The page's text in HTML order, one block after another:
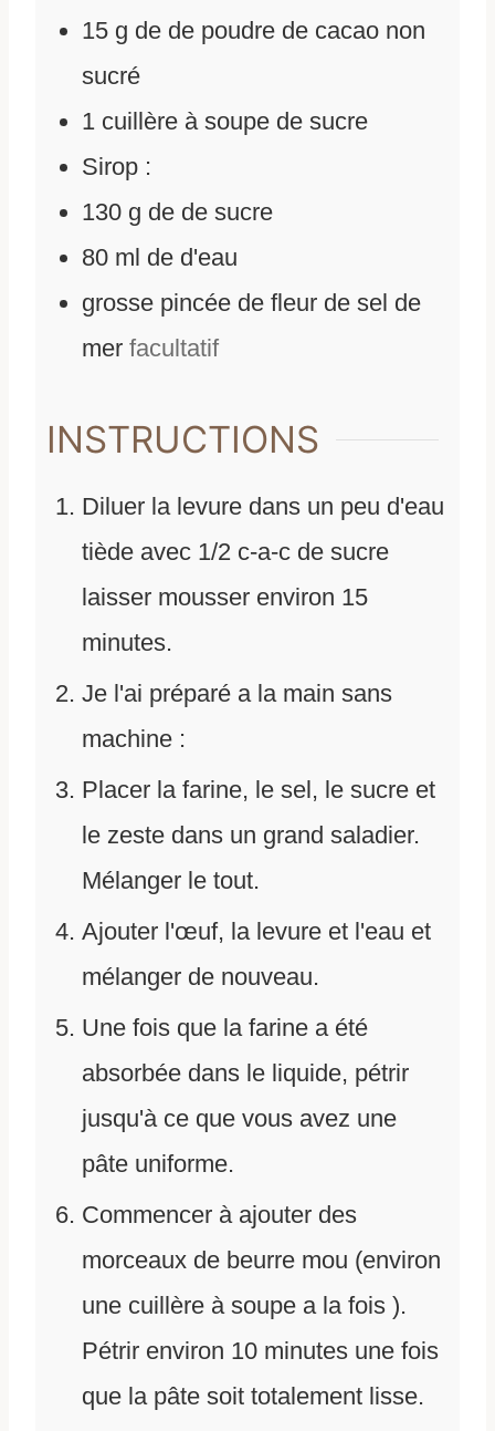
15 g de de poudre de cacao non
sucré
1 cuillère à soupe de sucre
Sirop :
130 g de de sucre
80 ml de d'eau
grosse pincée de fleur de sel de
mer facultatif
INSTRUCTIONS
Diluer la levure dans un peu d'eau
tiède avec 1/2 c-a-c de sucre
laisser mousser environ 15
minutes.
Je l'ai préparé a la main sans
machine :
Placer la farine, le sel, le sucre et
le zeste dans un grand saladier.
Mélanger le tout.
Ajouter l'œuf, la levure et l'eau et
mélanger de nouveau.
Une fois que la farine a été
absorbée dans le liquide, pétrir
jusqu'à ce que vous avez une
pâte uniforme.
Commencer à ajouter des
morceaux de beurre mou (environ
une cuillère à soupe a la fois ).
Pétrir environ 10 minutes une fois
que la pâte soit totalement lisse.